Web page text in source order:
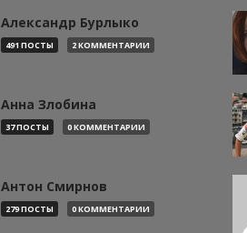
Александр Бурлыко
491 ПОСТЫ 2 КОММЕНТАРИИ
Анна Злобина
37 ПОСТЫ 0 КОММЕНТАРИИ
Антон Смирнов
279 ПОСТЫ 0 КОММЕНТАРИИ